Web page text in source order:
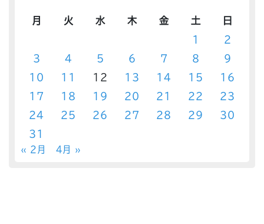
月 火 水 木 金 土
日
1
2
3
4 5 6 7 8
9
10
11 12 13 14 15
16
17
18 19 20 21 22
23
24
25 26 27 28 29
30
31
« 2月 4月 »